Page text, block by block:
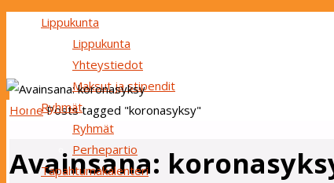
Lippukunta
Lippukunta
Yhteystiedot
Maksut ja stipendit
Ryhmät
Ryhmät
Perhepartio
Tapahtumakalenteri
Home Posts tagged "koronasyksy"
Avainsana: